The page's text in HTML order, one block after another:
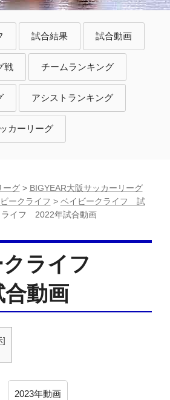
ベ
イ
ー
ク
試合結果
ベ
イ
ビ
ー
ク
試合動画
戦
ベ
イ
ビ
ー
ク
チームランキング
ベ
イ
ビ
ー
イ
フ
アシストランキング
カーリーグ
ーグ> BIGYEAR大阪サッカーリーグ
ークライフ > ベイビークライフ 試
ライフ 2022年試合動画
クライフ
合動画
]
ベ
2023年動画